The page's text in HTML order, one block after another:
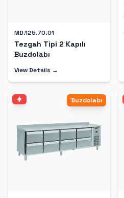
MD.125.70.01
Tezgah Tipi 2 Kapılı
Buzdolabı
View Details →
Buzdolabı